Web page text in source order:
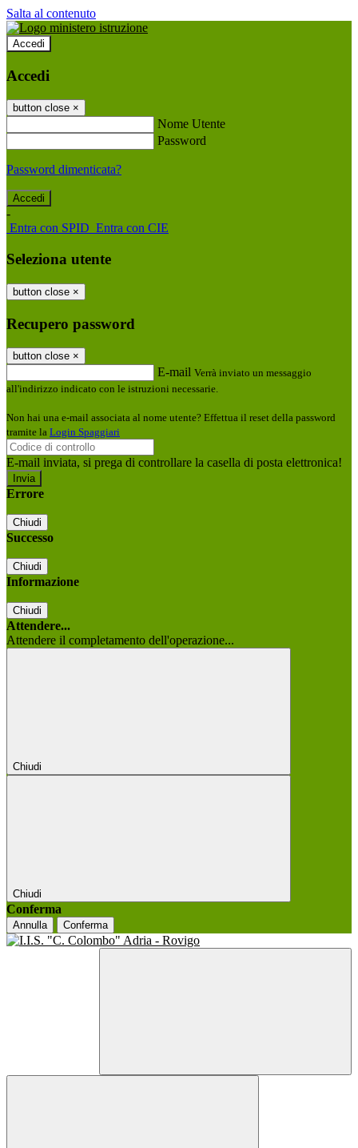
Salta al contenuto
Accedi
Accedi
button close ×
Nome Utente
Password
Password dimenticata?
-
Entra con SPID Entra con CIE
Seleziona utente
button close ×
Recupero password
button close ×
E-mail Verrà inviato un messaggio
all'indirizzo indicato con le istruzioni necessarie.
Non hai una e-mail associata al nome utente? Effettua il reset della password
tramite la Login Spaggiari
E-mail inviata, si prega di controllare la casella di posta elettronica!
Errore
Chiudi
Successo
Chiudi
Informazione
Chiudi
Attendere...
Attendere il completamento dell'operazione...
Chiudi
Chiudi
Conferma
Annulla Conferma